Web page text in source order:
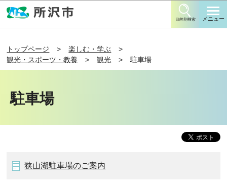
目的別検索 メニュー
トップページ
楽しむ・学ぶ
観光・スポーツ・教養
観光 駐車場
駐車場
狭山湖駐車場のご案内